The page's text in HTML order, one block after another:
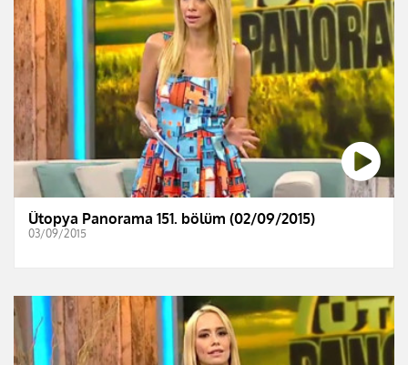
Ütopya Panorama 151. bölüm (02/09/2015)
03/09/2015